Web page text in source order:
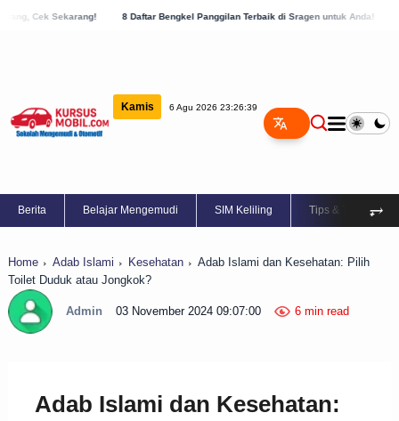
8 Daftar Bengkel Panggilan Terbaik di Sragen untuk Anda! 10 Bengkel
Kamis 6 Agu 2026 23:26:40
Berita Belajar Mengemudi SIM Keliling Tips & Trik ⥅
Home Adab Islami Kesehatan
Adab Islami dan Kesehatan: Pilih
Toilet Duduk atau Jongkok?
Admin 03 November 2024 09:07:00 6 min read
Adab Islami dan Kesehatan: